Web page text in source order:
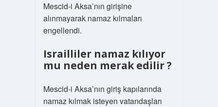
Mescid-i Aksa’nın girişine
alınmayarak namaz kılmaları
engellendi.
Israilliler namaz kılıyor
mu neden merak edilir ?
Mescid-i Aksa’nın giriş kapılarında
namaz kılmak isteyen vatandaşları